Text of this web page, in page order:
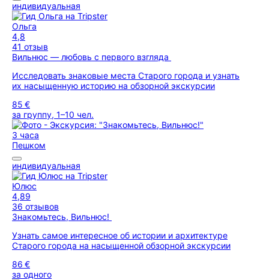
индивидуальная
Ольга
4,8
41 отзыв
Вильнюс — любовь с первого взгляда
Исследовать знаковые места Старого города и узнать
их насыщенную историю на обзорной экскурсии
85 €
за группу, 1–10 чел.
3 часа
Пешком
индивидуальная
Юлюс
4,89
36 отзывов
Знакомьтесь, Вильнюс!
Узнать самое интересное об истории и архитектуре
Старого города на насыщенной обзорной экскурсии
86 €
за одного